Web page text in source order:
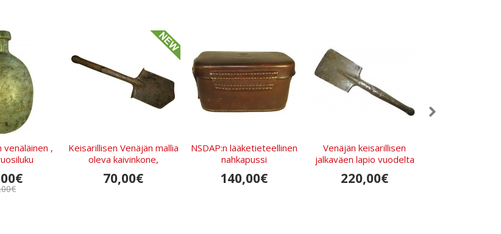
venäläinen ,
Keisarillisen Venäjän mallia
oleva kaivinkone,
valmistettu Neuvosto-
Venäjällä.
70,00€
NSDAP:n lääketieteellinen
nahkapussi
140,00€
Venäjän keisarillisen
jalkaväen lapio vuodelta
1915
220,00€